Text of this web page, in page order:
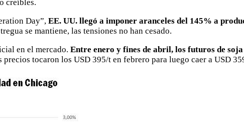
creíbles.
Day”, EE. UU. llegó a imponer aranceles del 145% a
se mantiene, las tensiones no han cesado.
en el mercado. Entre enero y fines de abril, los futuros de
precios tocaron los USD 395/t en febrero para luego caer a USD